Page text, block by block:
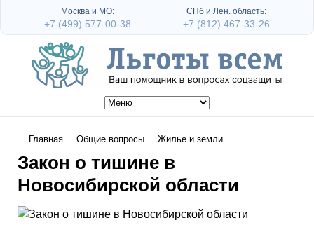
Главная Общие вопросы Жилье и земли
Закон о тишине в
Новосибирской области
Москва и МО:
+7 (499) 577-00-38
СПб и Лен. область:
+7 (812) 467-33-26